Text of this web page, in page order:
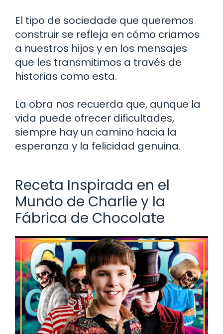
El tipo de sociedade que queremos
construir se refleja en cómo criamos
a nuestros hijos y en los mensajes
que les transmitimos a través de
historias como esta.
La obra nos recuerda que, aunque la
vida puede ofrecer dificultades,
siempre hay un camino hacia la
esperanza y la felicidad genuina.
Receta Inspirada en el
Mundo de Charlie y la
Fábrica de Chocolate